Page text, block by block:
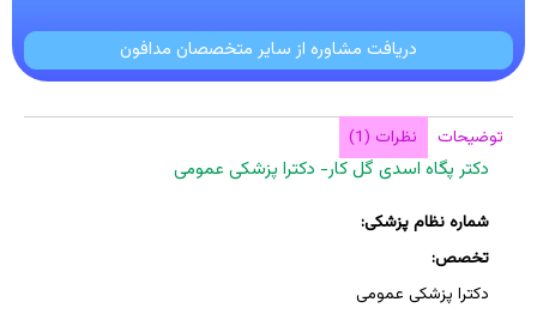
دریافت مشاوره از سایر متخصصان مدافون
توضیحات نظرات (1)
دکتر پگاه اسدی گل کار- دکترا پزشکی عمومی
شماره نظام پزشکی:
تخصص:
دکترا پزشکی عمومی